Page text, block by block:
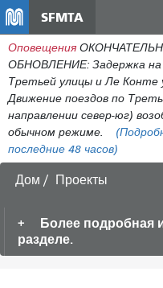
SFMTA
Оповещения
ОБНОВЛЕНИЕ: Задержка на
Третьей улицы и Ле Конте
Движение поездов по
направлении север-юг)
обычном режиме.
последние 48 часов)
Дом Проекты
Более подробная
разделе.